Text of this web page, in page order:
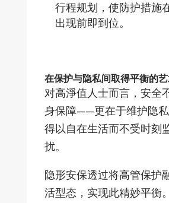
行程规划，使防护措施
出现前即到位。
在保护与隐私间取得平衡的
对高淨值人士而言，安全
身保障——更在于维护隐
得以自在生活而不受时刻
扰。
隐形安保透过将高管保护
活型态，实现此精妙平衡